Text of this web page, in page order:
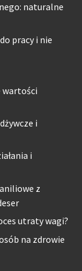
naturalne
pracy i nie
wartości
i
i
z
utraty wagi?
na zdrowie